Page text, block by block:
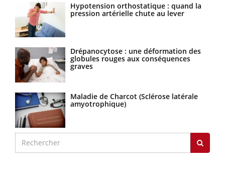
Hypotension orthostatique : quand la
pression artérielle chute au lever
Drépanocytose : une déformation des
globules rouges aux conséquences
graves
Maladie de Charcot (Sclérose latérale
amyotrophique)